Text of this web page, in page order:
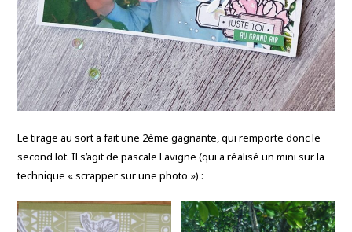
Le tirage au sort a fait une 2ème gagnante, qui remporte donc le
second lot. Il s’agit de pascale Lavigne (qui a réalisé un mini sur la
technique « scrapper sur une photo ») :